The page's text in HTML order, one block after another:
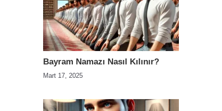
Bayram Namazı Nasıl Kılınır?
Mart 17, 2025